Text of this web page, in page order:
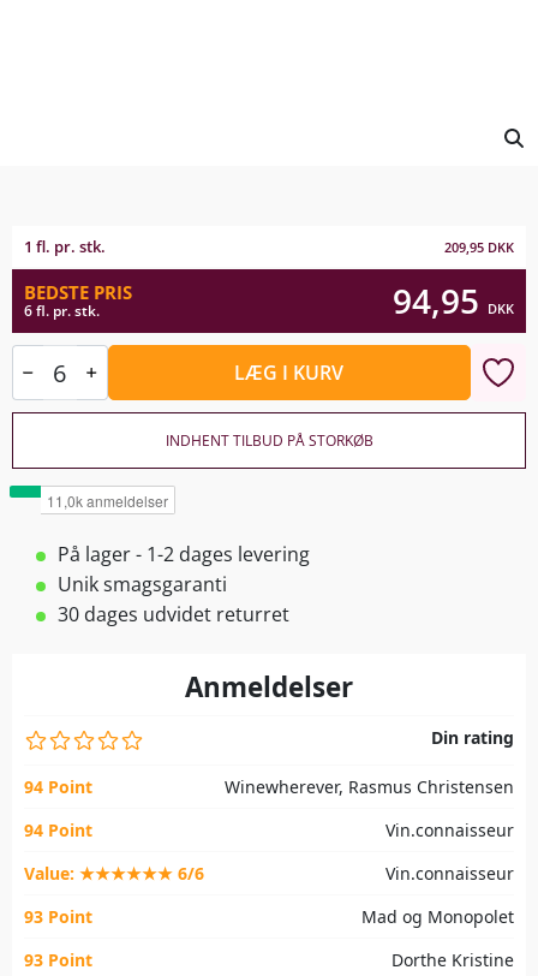
1 fl. pr. stk. 209,95 DKK
BEDSTE PRIS
6 fl. pr. stk. 94,95 DKK
LÆG I KURV
INDHENT TILBUD PÅ STORKØB
På lager - 1-2 dages levering
Unik smagsgaranti
30 dages udvidet returret
Anmeldelser
Din rating
94 Point
Winewherever, Rasmus Christensen
94 Point
Vin.connaisseur
Value: ★★★★★★ 6/6
Vin.connaisseur
93 Point
Mad og Monopolet
93 Point
Dorthe Kristine